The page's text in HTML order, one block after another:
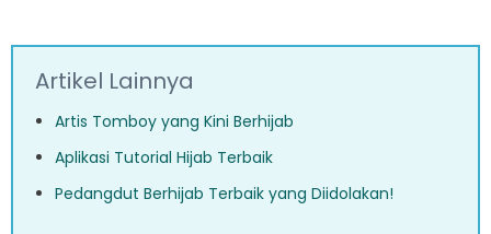
Artikel Lainnya
Artis Tomboy yang Kini Berhijab
Aplikasi Tutorial Hijab Terbaik
Pedangdut Berhijab Terbaik yang Diidolakan!